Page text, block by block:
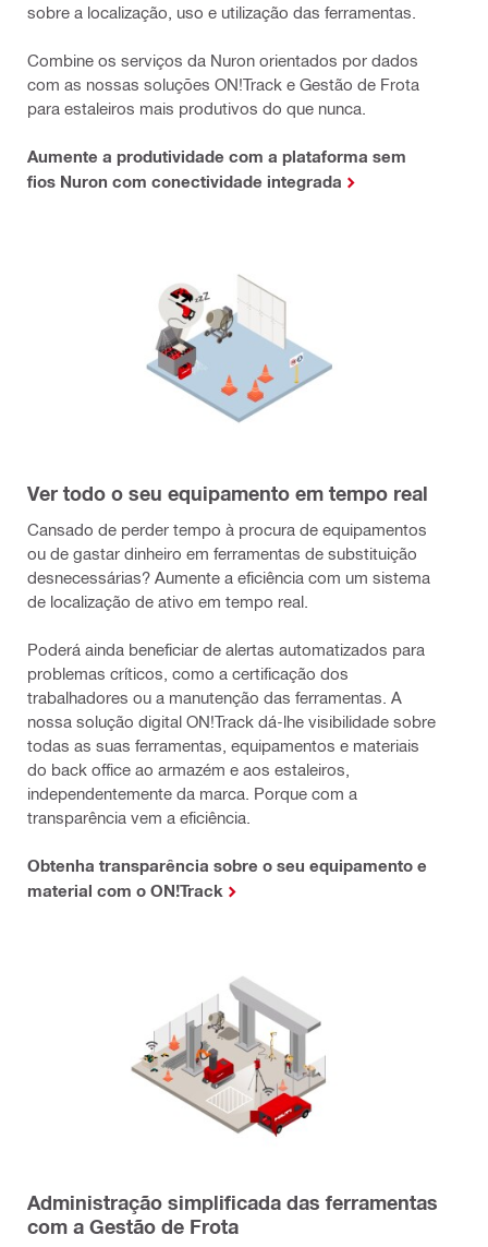
sobre a localização, uso e utilização das ferramentas.
Combine os serviços da Nuron orientados por dados
com as nossas soluções ON!Track e Gestão de Frota
para estaleiros mais produtivos do que nunca.
Aumente a produtividade com a plataforma sem
fios Nuron com conectividade integrada
Ver todo o seu equipamento em tempo real
Cansado de perder tempo à procura de equipamentos
ou de gastar dinheiro em ferramentas de substituição
desnecessárias? Aumente a eficiência com um sistema
de localização de ativo em tempo real.
Poderá ainda beneficiar de alertas automatizados para
problemas críticos, como a certificação dos
trabalhadores ou a manutenção das ferramentas. A
nossa solução digital ON!Track dá-lhe visibilidade sobre
todas as suas ferramentas, equipamentos e materiais
do back office ao armazém e aos estaleiros,
independentemente da marca. Porque com a
transparência vem a eficiência.
Obtenha transparência sobre o seu equipamento e
material com o ON!Track
Administração simplificada das ferramentas
com a Gestão de Frota